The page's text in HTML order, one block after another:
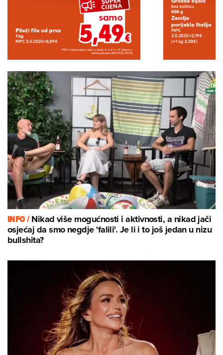
INFO /Nikad više mogućnosti i aktivnosti, a nikad jači
osjećaj da smo negdje 'falili'. Je li i to još jedan u nizu
bullshita?